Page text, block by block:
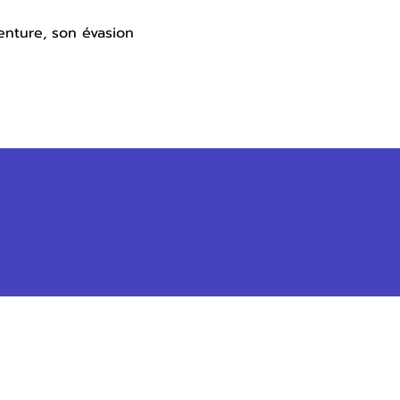
son évasion